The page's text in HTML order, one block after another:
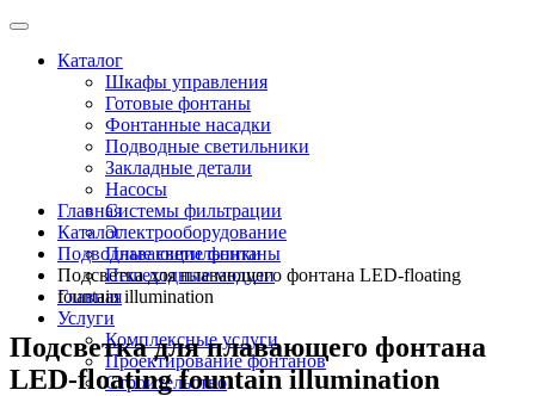
Каталог
Шкафы управления
Готовые фонтаны
Фонтанные насадки
Подводные светильники
Закладные детали
Насосы
Системы фильтрации
Электрооборудование
Плавающие фонтаны
Пешеходные модули
Главная
Услуги
Комплексные услуги
Проектирование фонтанов
Строительство
Главная
Каталог
Подводные светильники
Подсветка для плавающего фонтана LED-floating
fountain illumination
Подсветка для плавающего фонтана
LED-floating fountain illumination